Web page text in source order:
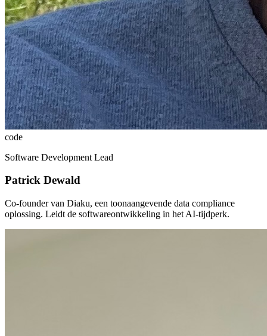
code
Software Development Lead
Patrick Dewald
Co-founder van Diaku, een toonaangevende data compliance
oplossing. Leidt de softwareontwikkeling in het AI-tijdperk.